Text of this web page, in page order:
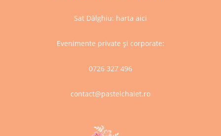
Sat Dălghiu: harta aici
Evenimente private și corporate:
0726 327 496
contact@pastelchalet.ro